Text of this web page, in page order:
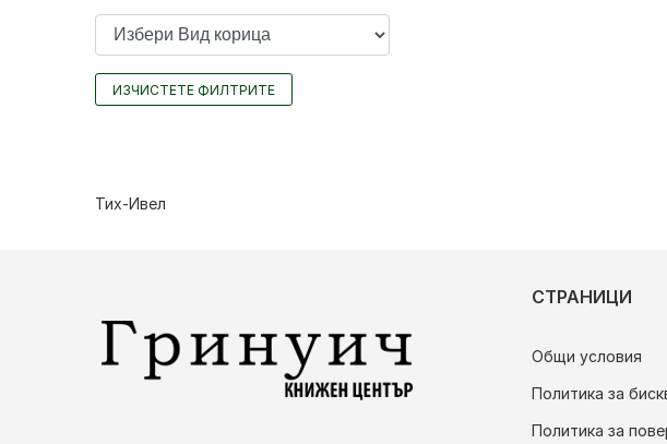
ИЗЧИСТЕТЕ ФИЛТРИТЕ
Тих-Ивел
СТРАНИЦИ
Общи условия
Политика за
Политика за